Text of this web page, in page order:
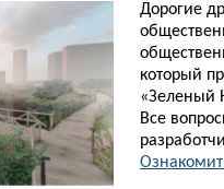
Дорогие
который
«Зеленый
Все